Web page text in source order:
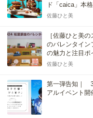
ド「caica」本
佐藤ひと美
［佐藤ひと美
のバレンタイン
の魅力と注目ポ
佐藤ひと美
第一弾告知｜
アルイベント開